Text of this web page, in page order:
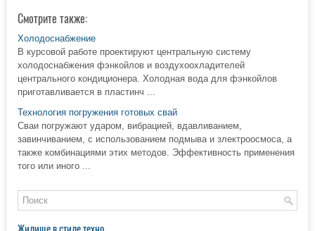
Смотрите также:
Холодоснабжение
В курсовой работе проектируют центральную систему
холодоснабжения фэнкойлов и воздухоохладителей
центрального кондиционера. Холодная вода для фэнкойлов
приготавливается в пластинч ...
Технология погружения готовых свай
Сваи погружают ударом, вибрацией, вдавливанием,
завинчиванием, с использованием подмыва и злектроосмоса, а
также комбинациями этих методов. Эффективность применения
того или иного ...